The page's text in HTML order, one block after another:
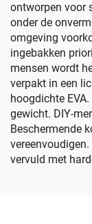
ontworpen voor
onder de
omgeving
ingebakken
mensen wordt
verpakt in een
hoogdichte
gewicht. DIY-
Beschermende
vervuld met